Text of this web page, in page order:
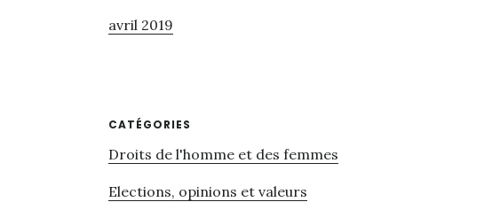
avril 2019
CATÉGORIES
Droits de l'homme et des femmes
Elections, opinions et valeurs